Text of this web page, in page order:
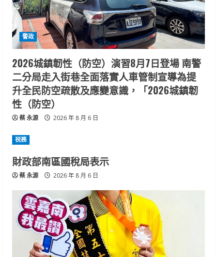
警政
2026城鎮韌性（防空）演習8月7日登場 南警
二分局走入街巷全面落實人車管制宣導為提
升全民防空疏散及應變意識，「2026城鎮韌
性（防空）
蔡 永源 2026 年 8 月 6 日
祱務
財政部南區國稅局表示
蔡 永源 2026 年 8 月 6 日